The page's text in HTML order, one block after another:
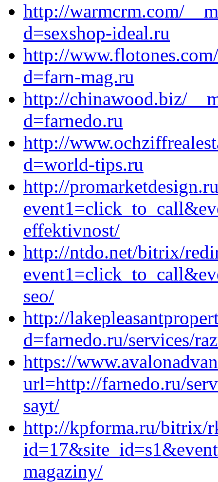
http://warmcrm.com/
d=sexshop-ideal.ru
http://
d=farn-mag.ru
http://chinawood.biz/
d=farnedo.ru
http://
d=world-tips.ru
http://
effektivnost/
http://ntdo.net/bitrix/
seo/
http://
d=farnedo.ru/services/
https://
url=http://farnedo.ru/
sayt/
http://kpforma.ru/bitrix/
magaziny/